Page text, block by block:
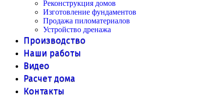
Реконструкция домов
Изготовление фундаментов
Продажа пиломатериалов
Устройство дренажа
Производство
Наши работы
Видео
Расчет дома
Контакты